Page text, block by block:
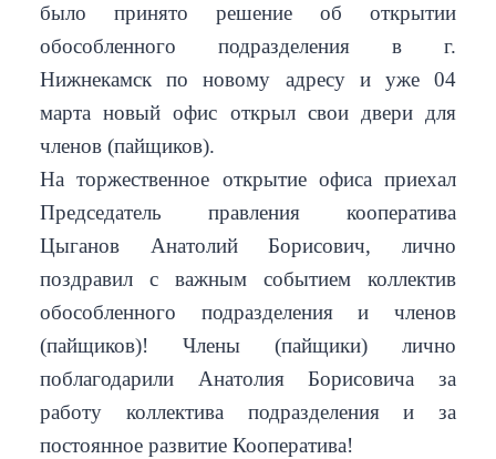
было принято решение об открытии
обособленного подразделения в г.
Нижнекамск по новому адресу и уже 04
марта новый офис открыл свои двери для
членов (пайщиков).
На торжественное открытие офиса приехал
Председатель правления кооператива
Цыганов Анатолий Борисович, лично
поздравил с важным событием коллектив
обособленного подразделения и членов
(пайщиков)! Члены (пайщики) лично
поблагодарили Анатолия Борисовича за
работу коллектива подразделения и за
постоянное развитие Кооператива!